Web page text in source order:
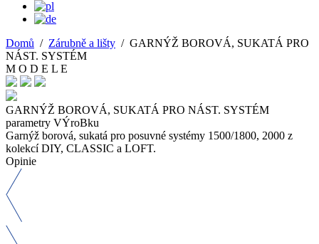
Domů / Zárubně a lišty /GARNÝŽ BOROVÁ, SUKATÁ PRO
NÁST. SYSTÉM
M O D E L E
GARNÝŽ BOROVÁ, SUKATÁ PRO NÁST. SYSTÉM
parametry VÝroBku
Garnýž borová, sukatá pro posuvné systémy 1500/1800, 2000 z
kolekcí DIY, CLASSIC a LOFT.
Opinie